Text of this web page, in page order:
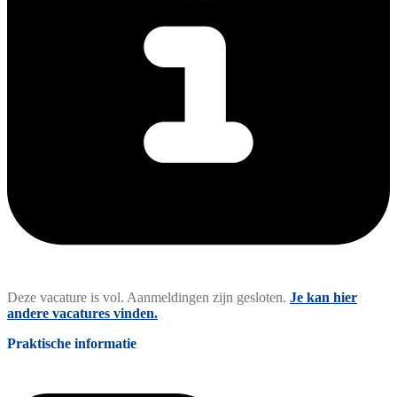
Deze vacature is vol. Aanmeldingen zijn gesloten. Je kan hier
andere vacatures vinden.
Praktische informatie